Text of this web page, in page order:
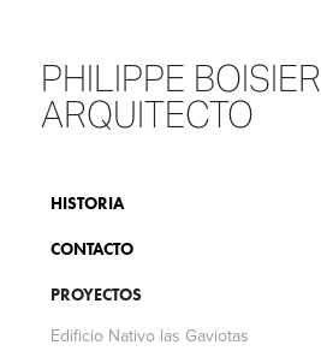
PHILIPPE BOISIER
ARQUITECTO
HISTORIA
CONTACTO
PROYECTOS
Edificio Nativo las Gaviotas